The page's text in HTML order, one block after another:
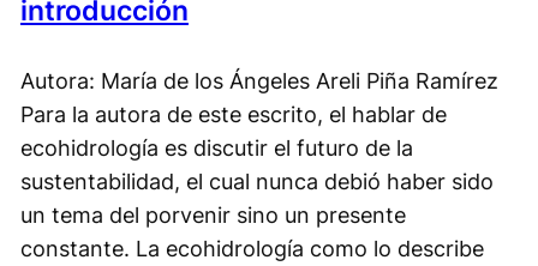
introducción
Autora: María de los Ángeles Areli Piña Ramírez
Para la autora de este escrito, el hablar de
ecohidrología es discutir el futuro de la
sustentabilidad, el cual nunca debió haber sido
un tema del porvenir sino un presente
constante. La ecohidrología como lo describe